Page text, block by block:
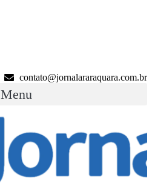
contato@jornalararaquara.com.br
Menu